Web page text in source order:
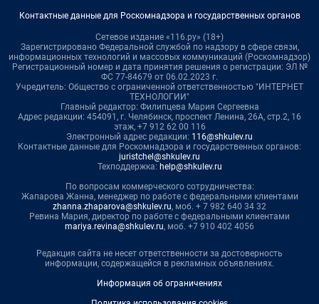
Контактные данные для Роскомнадзора и государственных органов
Сетевое издание «116.ру» (18+)
Зарегистрировано Федеральной службой по надзору в сфере связи,
информационных технологий и массовых коммуникаций (Роскомнадзор)
Регистрационный номер и дата принятия решения о регистрации: ЭЛ №
ФС 77-84679 от 06.02.2023 г.
Учредитель: Общество с ограниченной ответственностью "ИНТЕРНЕТ
ТЕХНОЛОГИИ"
Главный редактор: Филипцева Мария Сергеевна
Адрес редакции: 454091, г. Челябинск, проспект Ленина, 26А, стр.2, 16
этаж, +7 912 62 00 116
Электронный адрес редакции: 116@shkulev.ru
Контактные данные для Роскомнадзора и государственных органов:
juristchel@shkulev.ru
Техподдержка: help@shkulev.ru
По вопросам коммерческого сотрудничества:
Жапарова Жанна, менеджер по работе с федеральными клиентами
zhanna.zhaparova@shkulev.ru, моб. + 7 982 640 34 32
Ревина Мария, директор по работе с федеральными клиентами
mariya.revina@shkulev.ru, моб. +7 910 402 4056
Редакция сайта не несет ответственности за достоверность
информации, содержащейся в рекламных объявлениях.
Информация об ограничениях